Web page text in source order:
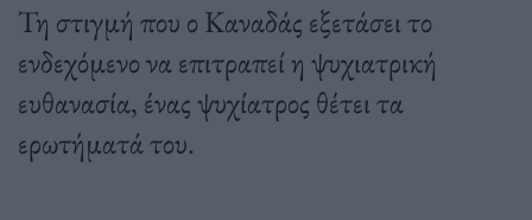
Τη στιγμή που ο Καναδάς εξετάσει το
ενδεχόμενο να επιτραπεί η ψυχιατρική
ευθανασία, ένας ψυχίατρος θέτει τα
ερωτήματά του.